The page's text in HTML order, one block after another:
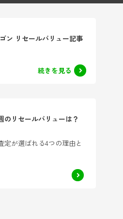
ン リセールバリュー記事
続きを見る
のリセールバリューは？
定が選ばれる4つの理由と